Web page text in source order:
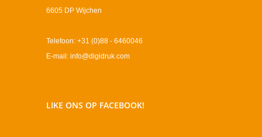
6605 DP Wijchen
Telefoon: +31 (0)88 - 6460046
E-mail: info@digidruk.com
LIKE ONS OP FACEBOOK!